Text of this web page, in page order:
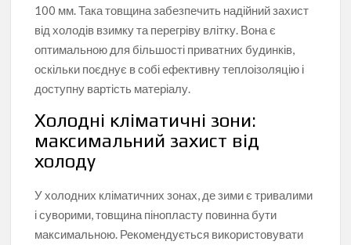
100 мм. Така товщина забезпечить надійний захист
від холодів взимку та перегріву влітку. Вона є
оптимальною для більшості приватних будинків,
оскільки поєднує в собі ефективну теплоізоляцію і
доступну вартість матеріалу.
Холодні кліматичні зони:
максимальний захист від
холоду
У холодних кліматичних зонах, де зими є тривалими
і суворими, товщина пінопласту повинна бути
максимальною. Рекомендується використовувати